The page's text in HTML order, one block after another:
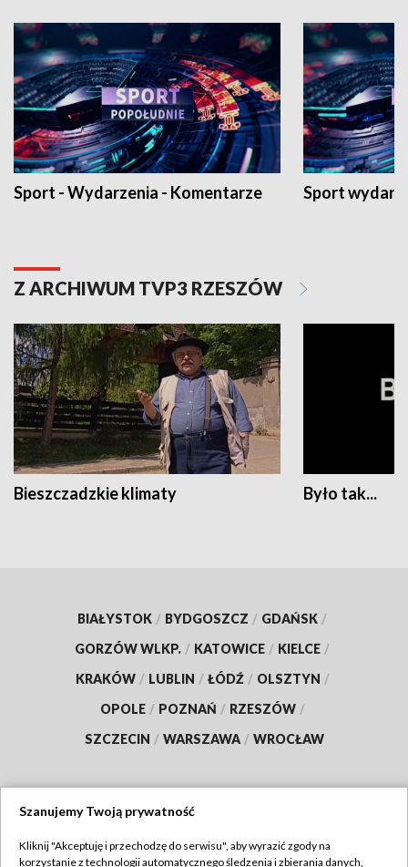
Sport - Wydarzenia - Komentarze Sport
Z ARCHIWUM TVP3 RZESZÓW
Bieszczadzkie klimaty Było tak...
BIAŁYSTOK / BYDGOSZCZ / GDAŃSK /
GORZÓW WLKP. / KATOWICE / KIELCE /
KRAKÓW / LUBLIN / ŁÓDŹ / OLSZTYN /
OPOLE / POZNAŃ / RZESZÓW /
SZCZECIN / WARSZAWA / WROCŁAW
Szanujemy Twoją prywatność
Kliknij "Akceptuję i przechodzę do serwisu", aby wyrazić zgody na
korzystanie z technologii automatycznego śledzenia i zbierania danych,